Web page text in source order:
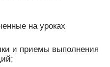
на уроках
и приемы выполнения